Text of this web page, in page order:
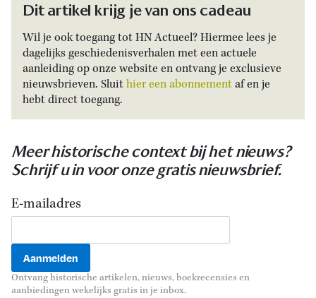
Dit artikel krijg je van ons cadeau
Wil je ook toegang tot HN Actueel? Hiermee lees je
dagelijks geschiedenisverhalen met een actuele
aanleiding op onze website en ontvang je exclusieve
nieuwsbrieven. Sluithier een abonnementaf en je
hebt direct toegang.
Meer historische context bij het nieuws?
Schrijf u in voor onze gratis nieuwsbrief.
E-mailadres
Ontvang historische artikelen, nieuws, boekrecensies en
aanbiedingen wekelijks gratis in je inbox.